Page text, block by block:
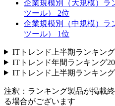
企業規模別（大規模）ラ
ツール） 2位
企業規模別（中規模）ラ
ツール） 1位
ITトレンド上半期ランキン
ITトレンド年間ランキング
ITトレンド上半期ランキン
注釈：ランキング製品が掲載
る場合がございます